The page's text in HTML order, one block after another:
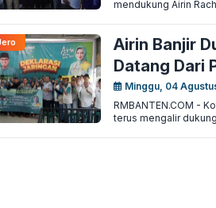
mendukung Airin
Airin Banjir
Datang Dari
Minggu, 04
RMBANTEN.COM -
terus mengalir